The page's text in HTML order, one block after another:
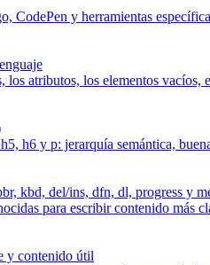
CodePen y herramientas
los atributos, los elementos
h6 y p: jerarquía semántica,
kbd, del/ins, dfn, dl, progress y
para escribir contenido más
y contenido útil